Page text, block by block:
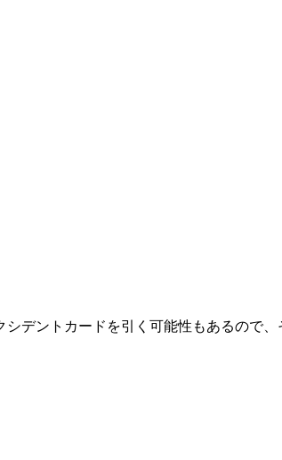
デントカードを引く可能性もあるので